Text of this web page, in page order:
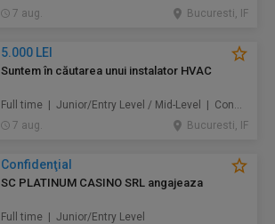
7 aug.
Bucuresti, IF
5.000 LEI
Suntem în căutarea unui instalator HVAC
Full time | Junior/Entry Level / Mid-Level | Construcţii / Amenajări
7 aug.
Bucuresti, IF
Confidenţial
SC PLATINUM CASINO SRL angajeaza
Full time | Junior/Entry Level